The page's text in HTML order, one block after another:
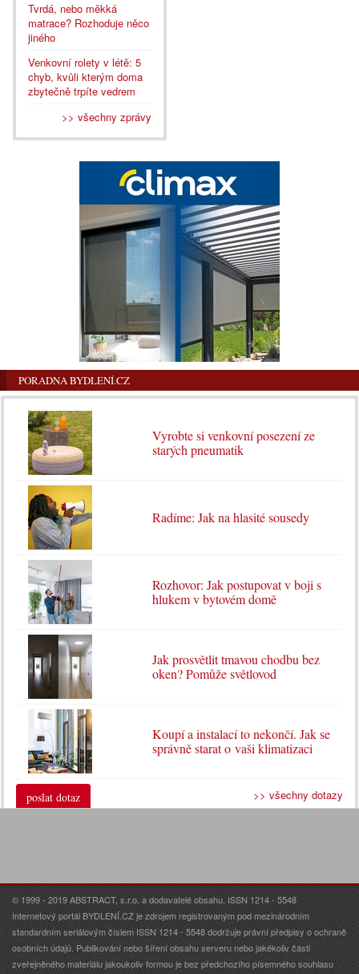
Tvrdá, nebo měkká
matrace? Rozhoduje něco
jiného
Venkovní rolety v létě: 5
chyb, kvůli kterým doma
zbytečně trpíte vedrem
>> všechny zprávy
PORADNA BYDLENÍ.CZ
Vyrobte si venkovní posezení ze
starých pneumatik
Radíme: Jak na hlasité sousedy
Rozhovor: Jak postupovat v boji s
hlukem v bytovém domě
Jak prosvětlit tmavou chodbu bez
oken? Pomůže světlovod
Koupí a instalací to nekončí. Jak se
správně starat o vaši klimatizaci
poslat dotaz >> všechny dotazy
© 1999 - 2019 ABSTRACT, s.r.o. a dodavatelé obsahu. ISSN 1214 - 5548
Internetový portál BYDLENÍ.CZ je zdrojem registrovaným pod mezinárodním
standardním seriálovým číslem ISSN 1214 - 5548 dodržuje právní předpisy o ochraně
osobních údajů. Publikování nebo šíření obsahu serveru nebo jakékoliv části
zveřejněného materiálu jakoukoliv formou je bez předchozího písemného souhlasu